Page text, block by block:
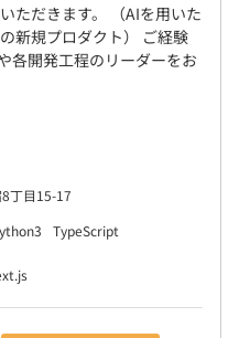
ただきます。 （AIを用いた
新規プロダクト） ご経験
各開発工程のリーダーをお
丁目15-17
TypeScript